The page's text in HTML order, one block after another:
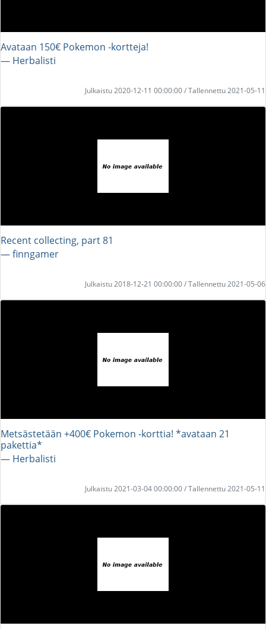
Avataan 150€ Pokemon -kortteja!
― Herbalisti
Julkaistu 2020-12-11 00:00:00 / Tallennettu 2021-05-11
Recent collecting, part 81
― finngamer
Julkaistu 2018-12-21 00:00:00 / Tallennettu 2021-05-06
Metsästetään +400€ Pokemon -korttia! *avataan 21
pakettia*
― Herbalisti
Julkaistu 2021-03-04 00:00:00 / Tallennettu 2021-05-11